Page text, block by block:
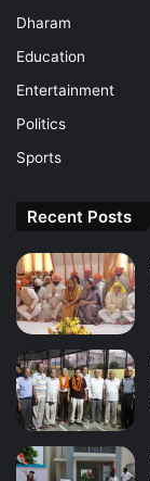
Dharam
Education
Entertainment
Politics
Sports
Recent Posts